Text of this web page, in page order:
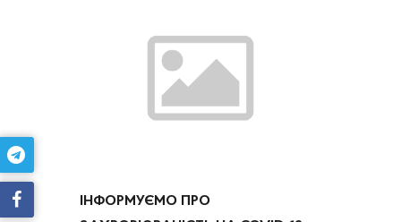
ІНФОРМУЄМО ПРО